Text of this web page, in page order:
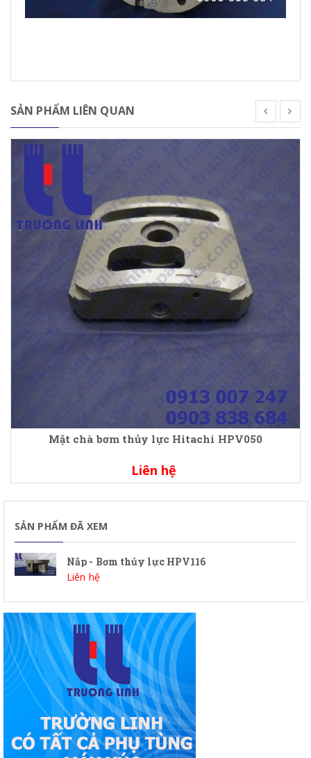
SẢN PHẨM LIÊN QUAN
Mặt chà bơm thủy lực Hitachi HPV050
Liên hệ
SẢN PHẨM ĐÃ XEM
Nắp - Bơm thủy lực HPV116
Liên hệ